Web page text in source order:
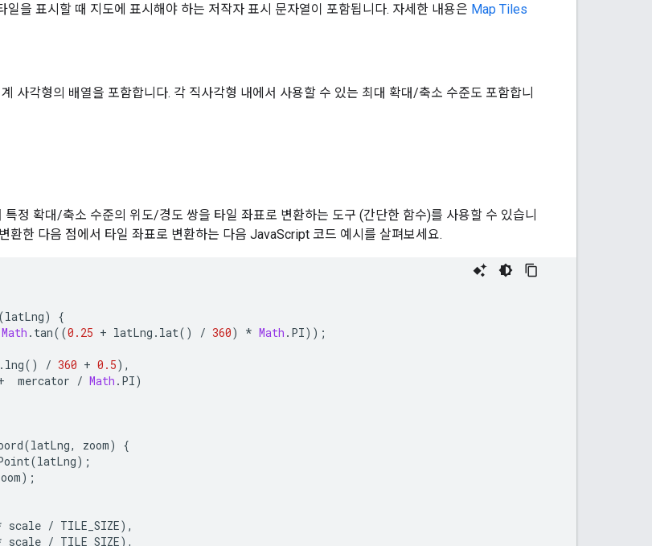
일을 표시할 때 지도에 표시해야 하는 저작자 표시 문자열이 포함됩니다. 자세한 내용은 Map Tiles
계 사각형의 배열을 포함합니다. 각 직사각형 내에서 사용할 수 있는 최대 확대/축소 수준도 포함합니
특정 확대/축소 수준의 위도/경도 쌍을 타일 좌표로 변환하는 도구 (간단한 함수)를 사용할 수 있습니
환한 다음 점에서 타일 좌표로 변환하는 다음 JavaScript 코드 예시를 살펴보세요.
(latLng)
{
Math . tan((0.25 + latLng . lat() / 360) * Math . PI));
. lng() / 360 + 0.5),
mercator / Math . PI)
(latLng, zoom)
{
(latLng);
);
scale / TILE_SIZE),
scale / TILE_SIZE),